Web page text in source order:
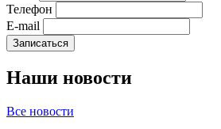
Телефон
E-mail
Наши новости
Все новости